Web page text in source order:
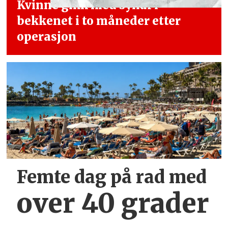
Kvinne gikk med synål i
bekkenet i to måneder etter
operasjon
Femte dag på rad med
over 40 grader